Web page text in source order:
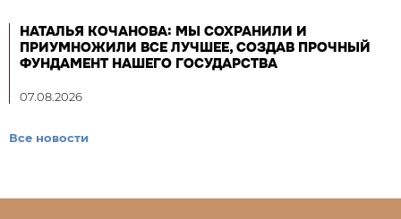
НАТАЛЬЯ КОЧАНОВА: МЫ СОХРАНИЛИ И
ПРИУМНОЖИЛИ ВСЕ ЛУЧШЕЕ, СОЗДАВ ПРОЧНЫЙ
ФУНДАМЕНТ НАШЕГО ГОСУДАРСТВА
07.08.2026
Все новости